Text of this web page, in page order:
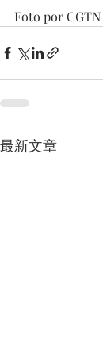
Foto por
最新文章